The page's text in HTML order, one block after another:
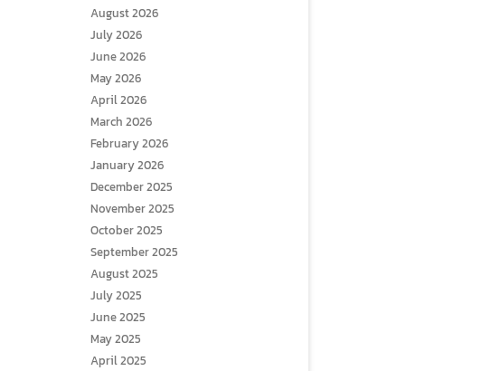
August 2026
July 2026
June 2026
May 2026
April 2026
March 2026
February 2026
January 2026
December 2025
November 2025
October 2025
September 2025
August 2025
July 2025
June 2025
May 2025
April 2025